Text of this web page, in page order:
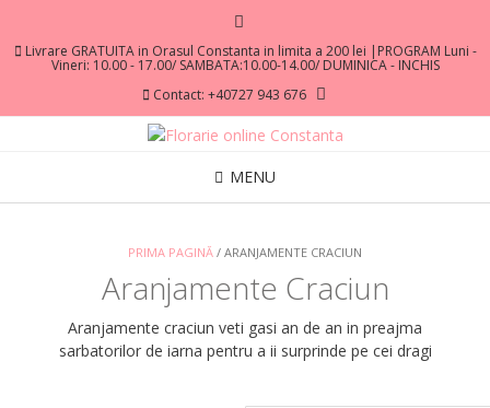
Livrare GRATUITA in Orasul Constanta in limita a 200 lei |PROGRAM Luni -
Vineri: 10.00 - 17.00/ SAMBATA:10.00-14.00/ DUMINICA - INCHIS
Contact: +40727 943 676
MENU
PRIMA PAGINĂ / ARANJAMENTE CRACIUN
Aranjamente Craciun
Aranjamente craciun veti gasi an de an in preajma
sarbatorilor de iarna pentru a ii surprinde pe cei dragi